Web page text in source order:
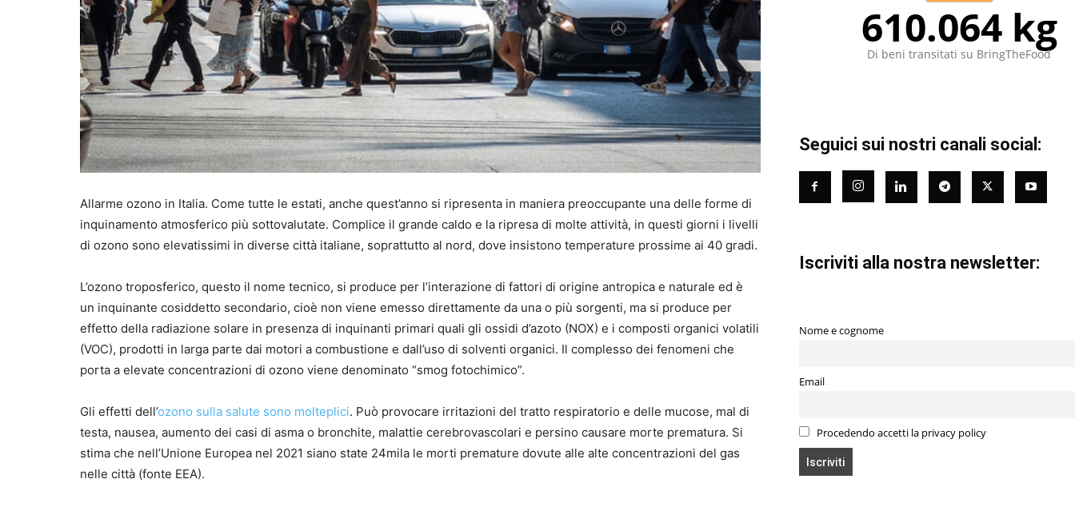
Allarme ozono in Italia. Come tutte le estati, anche quest’anno si ripresenta in maniera preoccupante una delle forme di
inquinamento atmosferico più sottovalutate. Complice il grande caldo e la ripresa di molte attività, in questi giorni i livelli
di ozono sono elevatissimi in diverse città italiane, soprattutto al nord, dove insistono temperature prossime ai 40 gradi.
L’ozono troposferico, questo il nome tecnico, si produce per l’interazione di fattori di origine antropica e naturale ed è
un inquinante cosiddetto secondario, cioè non viene emesso direttamente da una o più sorgenti, ma si produce per
effetto della radiazione solare in presenza di inquinanti primari quali gli ossidi d’azoto (NOX) e i composti organici volatili
(VOC), prodotti in larga parte dai motori a combustione e dall’uso di solventi organici. Il complesso dei fenomeni che
porta a elevate concentrazioni di ozono viene denominato “smog fotochimico”.
Gli effetti dell’ozono sulla salute sono molteplici. Può provocare irritazioni del tratto respiratorio e delle mucose, mal di
testa, nausea, aumento dei casi di asma o bronchite, malattie cerebrovascolari e persino causare morte prematura. Si
stima che nell’Unione Europea nel 2021 siano state 24mila le morti premature dovute alle alte concentrazioni del gas
nelle città (fonte EEA).
610.064 kg
Di beni transitati su BringTheFood
Seguici sui nostri canali social:
Iscriviti alla nostra newsletter:
Nome e cognome
Email
Procedendo accetti la privacy policy